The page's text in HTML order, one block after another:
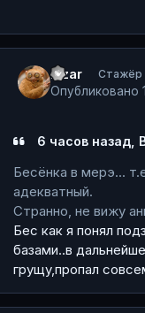
Azar Стажёр
Опубликовано
6 часов назад,
Бесёнка в мерэ...
адекватный.
Странно, не вижу
Бес как я понял
базами..в
грущу,пропал